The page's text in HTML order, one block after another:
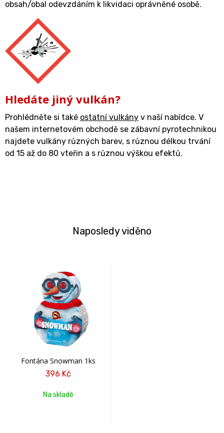
obsah/obal odevzdáním k likvidaci oprávněné osobě.
Hledáte jiný vulkán?
Prohlédněte si také ostatní vulkány v naší nabídce. V
našem internetovém obchodě se zábavní pyrotechnikou
najdete vulkány různých barev, s různou délkou trvání
od 15 až do 80 vteřin a s různou výškou efektů.
Naposledy viděno
Fontána Snowman 1ks
396 Kč
Na skladě